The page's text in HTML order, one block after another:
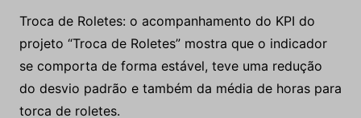
Troca de Roletes: o acompanhamento do KPI do
projeto “Troca de Roletes” mostra que o indicador
se comporta de forma estável, teve uma redução
do desvio padrão e também da média de horas para
torca de roletes.